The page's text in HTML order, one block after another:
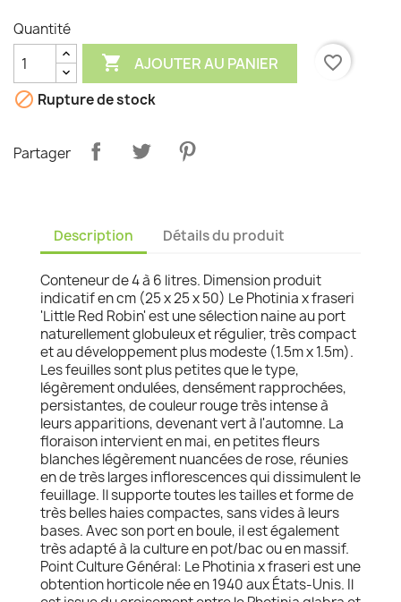
Quantité
 AJOUTER AU PANIER
favorite_border
 Rupture de stock
Partager
Description Détails du produit
Conteneur de 4 à 6 litres. Dimension produit
indicatif en cm (25 x 25 x 50) Le Photinia x fraseri
'Little Red Robin' est une sélection naine au port
naturellement globuleux et régulier, très compact
et au développement plus modeste (1.5m x 1.5m).
Les feuilles sont plus petites que le type,
légèrement ondulées, densément rapprochées,
persistantes, de couleur rouge très intense à
leurs apparitions, devenant vert à l'automne. La
floraison intervient en mai, en petites fleurs
blanches légèrement nuancées de rose, réunies
en de très larges inflorescences qui dissimulent le
feuillage. Il supporte toutes les tailles et forme de
très belles haies compactes, sans vides à leurs
bases. Avec son port en boule, il est également
très adapté à la culture en pot/bac ou en massif.
Point Culture Général: Le Photinia x fraseri est une
obtention horticole née en 1940 aux États-Unis. Il